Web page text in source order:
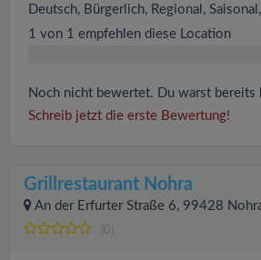
Deutsch, Bürgerlich, Regional,
1 von 1 empfehlen diese Location
Noch nicht bewertet. Du warst bereits
Schreib jetzt die erste Bewertung!
Grillrestaurant Nohra
An der Erfurter Straße 6, 99428
(0)